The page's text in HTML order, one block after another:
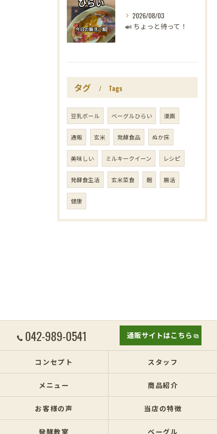
2026/08/03
🍛 ちょっと待って！
タグ Tags
豆乳ボール ベーグルひらい 漫画
通販 玄米 発酵食品 ぬか床
美味しい ミルキークイーン レシピ
発酵食生活 玄米菜食 麹 腸活
健康
042-989-0541 通販サイトはこちら
コンセプト スタッフ
メニュー 商品紹介
お客様の声 当店の特徴
発酵教室 ベーグル